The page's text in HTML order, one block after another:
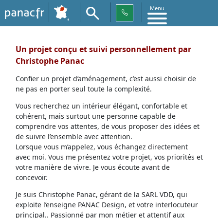
Menu
Un projet conçu et suivi personnellement par
Christophe Panac
Confier un projet d’aménagement, c’est aussi choisir de
ne pas en porter seul toute la complexité.
Vous recherchez un intérieur élégant, confortable et
cohérent, mais surtout une personne capable de
comprendre vos attentes, de vous proposer des idées et
de suivre l’ensemble avec attention.
Lorsque vous m’appelez, vous échangez directement
avec moi. Vous me présentez votre projet, vos priorités et
votre manière de vivre. Je vous écoute avant de
concevoir.
Je suis Christophe Panac, gérant de la SARL VDD, qui
exploite l’enseigne PANAC Design, et votre interlocuteur
principal.. Passionné par mon métier et attentif aux